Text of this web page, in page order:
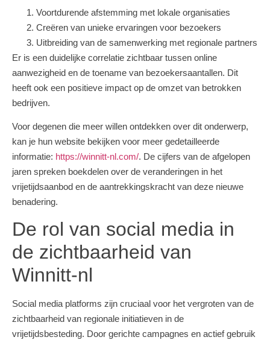
Voortdurende afstemming met lokale organisaties
Creëren van unieke ervaringen voor bezoekers
Uitbreiding van de samenwerking met regionale partners
Er is een duidelijke correlatie zichtbaar tussen online
aanwezigheid en de toename van bezoekersaantallen. Dit
heeft ook een positieve impact op de omzet van betrokken
bedrijven.
Voor degenen die meer willen ontdekken over dit onderwerp,
kan je hun website bekijken voor meer gedetailleerde
informatie: https://winnitt-nl.com/. De cijfers van de afgelopen
jaren spreken boekdelen over de veranderingen in het
vrijetijdsaanbod en de aantrekkingskracht van deze nieuwe
benadering.
De rol van social media in
de zichtbaarheid van
Winnitt-nl
Social media platforms zijn cruciaal voor het vergroten van de
zichtbaarheid van regionale initiatieven in de
vrijetijdsbesteding. Door gerichte campagnes en actief gebruik